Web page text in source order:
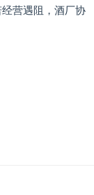
营遇阻，酒厂协